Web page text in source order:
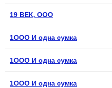
19 ВЕК, ООО
1ООО И одна сумка
1ООО И одна сумка
1ООО И одна сумка